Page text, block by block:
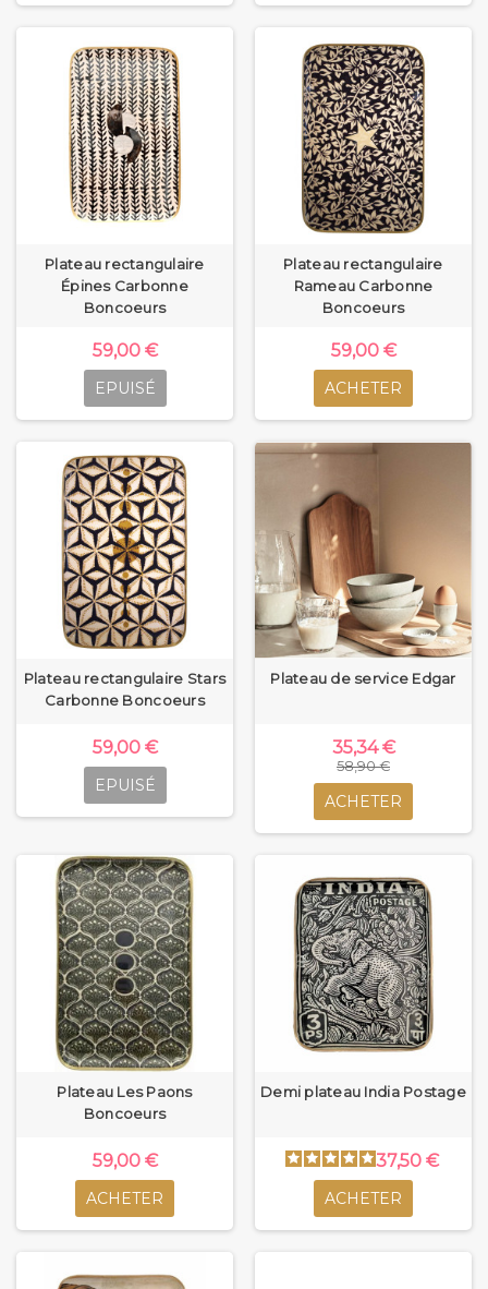
Plateau rectangulaire
Épines Carbonne
Boncoeurs
59,00 €
EPUISÉ
Plateau rectangulaire
Rameau Carbonne
Boncoeurs
59,00 €
ACHETER
Plateau rectangulaire Stars
Carbonne Boncoeurs
59,00 €
EPUISÉ
Plateau de service Edgar
35,34 €
58,90 €
ACHETER
Plateau Les Paons
Boncoeurs
59,00 €
ACHETER
Demi plateau India Postage
37,50 €
ACHETER